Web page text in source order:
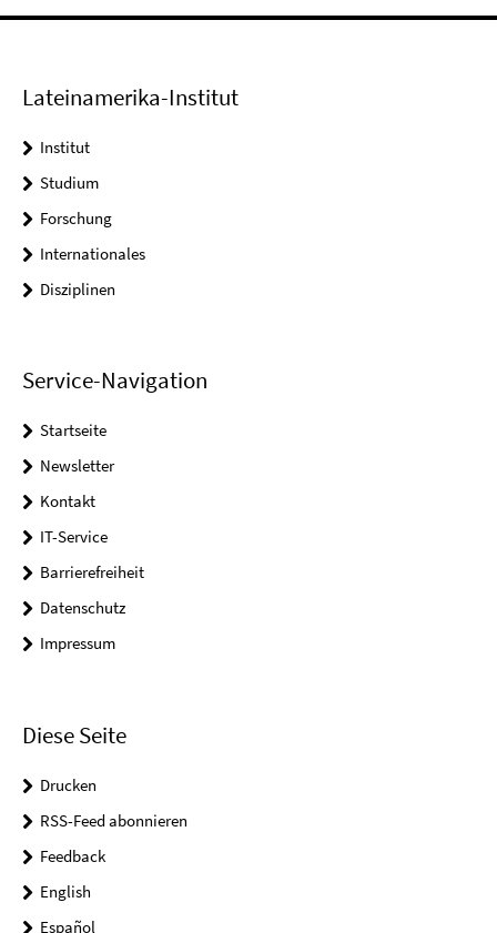
Lateinamerika-Institut
Institut
Studium
Forschung
Internationales
Disziplinen
Service-Navigation
Startseite
Newsletter
Kontakt
IT-Service
Barrierefreiheit
Datenschutz
Impressum
Diese Seite
Drucken
RSS-Feed abonnieren
Feedback
English
Español